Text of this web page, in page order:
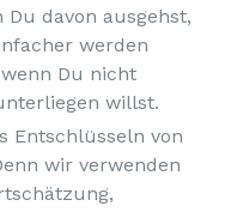
Du davon ausgehst,
werden
Du nicht
willst.
Entschlüsseln von
wir verwenden